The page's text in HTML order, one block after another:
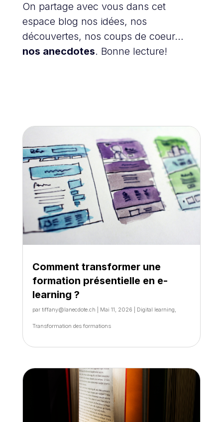
On partage avec vous dans cet
espace blog nos idées, nos
découvertes, nos coups de coeur…
nos anecdotes. Bonne lecture!
Comment transformer une
formation présentielle en e-
learning ?
par tiffany@lanecdote.ch Mai 11, 2026 Digital learning,
Transformation des formations